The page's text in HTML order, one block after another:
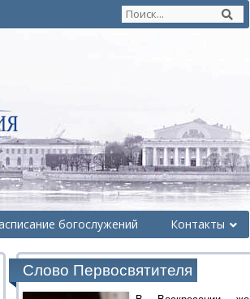
богослужений Контакты
Слово Первосвятителя